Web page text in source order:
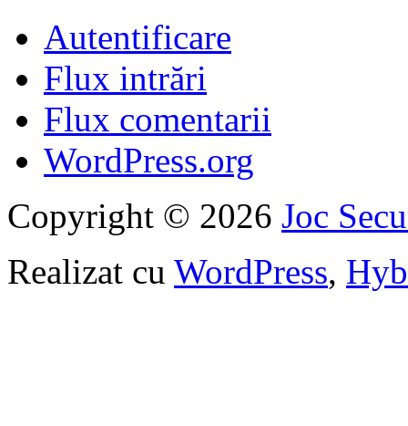
Autentificare
Flux intrări
Flux comentarii
WordPress.org
Copyright © 2026 Joc
Realizat cu WordPress,